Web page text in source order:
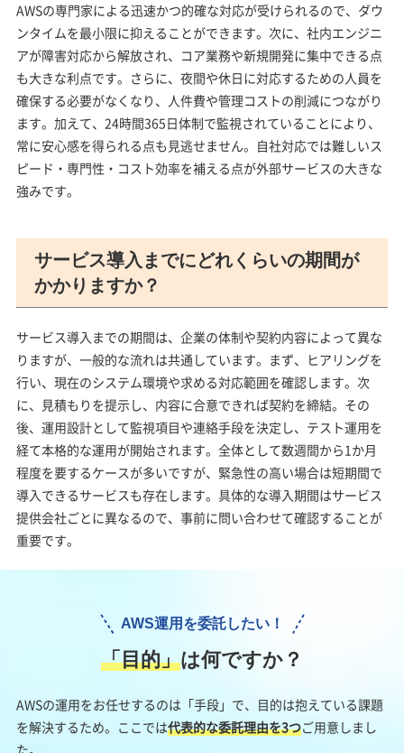
AWSの専門家による迅速かつ的確な対応が受けられるので、ダウ
ンタイムを最小限に抑えることができます。次に、社内エンジニ
アが障害対応から解放され、コア業務や新規開発に集中できる点
も大きな利点です。さらに、夜間や休日に対応するための人員を
確保する必要がなくなり、人件費や管理コストの削減につながり
ます。加えて、24時間365日体制で監視されていることにより、
常に安心感を得られる点も見逃せません。自社対応では難しいス
ピード・専門性・コスト効率を補える点が外部サービスの大きな
強みです。
サービス導入までにどれくらいの期間が
かかりますか？
サービス導入までの期間は、企業の体制や契約内容によって異な
りますが、一般的な流れは共通しています。まず、ヒアリングを
行い、現在のシステム環境や求める対応範囲を確認します。次
に、見積もりを提示し、内容に合意できれば契約を締結。その
後、運用設計として監視項目や連絡手段を決定し、テスト運用を
経て本格的な運用が開始されます。全体として数週間から1か月
程度を要するケースが多いですが、緊急性の高い場合は短期間で
導入できるサービスも存在します。具体的な導入期間はサービス
提供会社ごとに異なるので、事前に問い合わせて確認することが
重要です。
AWS運用を委託したい！
「⽬的」は何ですか？
AWSの運用をお任せするのは「手段」で、目的は抱えている課題
を解決するため。ここでは代表的な委託理由を3つご用意しまし
た。